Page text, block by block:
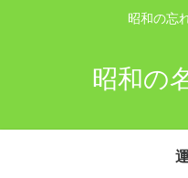
昭和の忘
昭和の